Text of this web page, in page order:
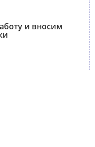
и вносим